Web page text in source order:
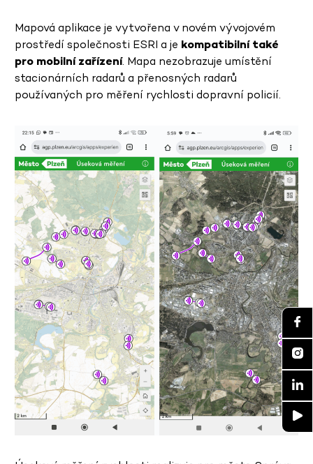
Mapová aplikace je vytvořena v novém vývojovém
prostředí společnosti ESRI a je kompatibilní také
pro mobilní zařízení. Mapa nezobrazuje umístění
stacionárních radarů a přenosných radarů
používaných pro měření rychlosti dopravní policií.